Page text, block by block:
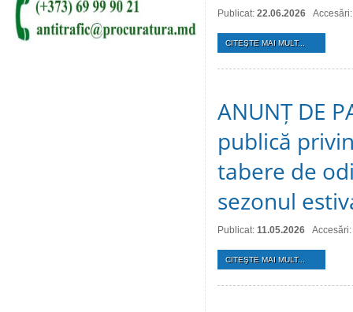
Publicat: 22.06.2026
CITEŞTE MAI MULT...
ANUNȚ DE
publică
tabere de
sezonul
Publicat: 11.05.2026
CITEŞTE MAI MULT...